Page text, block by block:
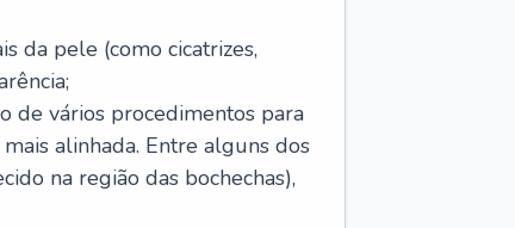
da pele (como cicatrizes,
de vários procedimentos para
alinhada. Entre alguns dos
na região das bochechas),